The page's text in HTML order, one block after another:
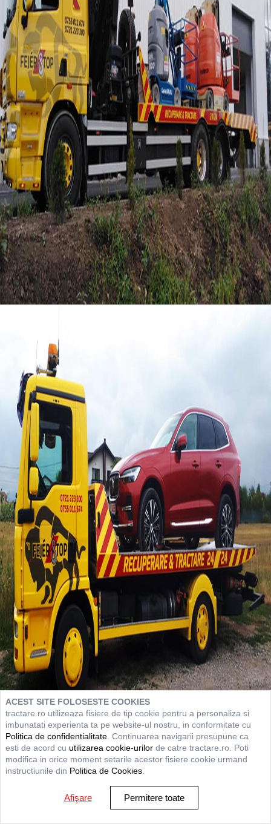
ACEST SITE FOLOSESTE COOKIES
tractare.ro utilizeaza fisiere de tip cookie pentru a personaliza si
imbunatati experienta ta pe website-ul nostru, in conformitate cu
Politica de confidentialitate . Continuarea navigarii presupune ca
esti de acord cu utilizarea cookie-urilor de catre tractare.ro. Poti
modifica in orice moment setarile acestor fisiere cookie urmand
instructiunile din Politica de Cookies
Afişare Permitere toate